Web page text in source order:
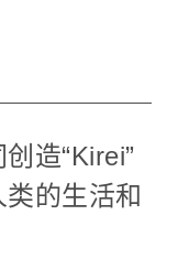
造“Kirei”
的生活和